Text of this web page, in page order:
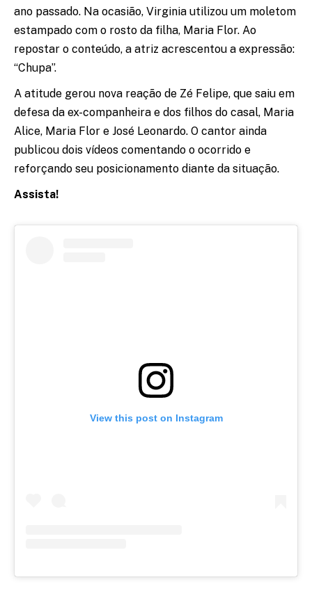
ano passado. Na ocasião, Virginia utilizou um moletom
estampado com o rosto da filha, Maria Flor. Ao
repostar o conteúdo, a atriz acrescentou a expressão:
“Chupa”.
A atitude gerou nova reação de Zé Felipe, que saiu em
defesa da ex-companheira e dos filhos do casal, Maria
Alice, Maria Flor e José Leonardo. O cantor ainda
publicou dois vídeos comentando o ocorrido e
reforçando seu posicionamento diante da situação.
Assista!
View this post on Instagram